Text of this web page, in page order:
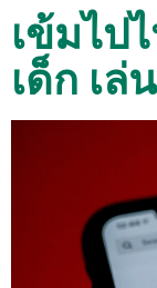
เข้มไป
เด็ก เ